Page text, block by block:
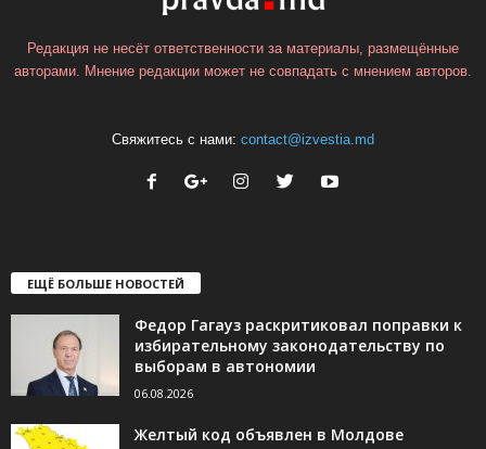
Редакция не несёт ответственности за материалы, размещённые
авторами. Мнение редакции может не совпадать с мнением авторов.
Свяжитесь с нами: contact@izvestia.md
ЕЩЁ БОЛЬШЕ НОВОСТЕЙ
Федор Гагауз раскритиковал поправки к
избирательному законодательству по
выборам в автономии
06.08.2026
Желтый код объявлен в Молдове